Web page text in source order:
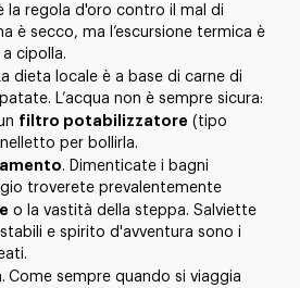
la regola d'oro contro il mal di
è secco, ma l’escursione termica è
cipolla.
dieta locale è a base di carne di
L’acqua non è sempre sicura:
filtro potabilizzatore (tipo
per bollirla.
. Dimenticate i bagni
troverete prevalentemente
o la vastità della steppa. Salviette
e spirito d'avventura sono i
. Come sempre quando si viaggia